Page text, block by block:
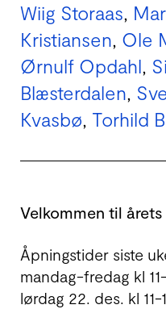
Wiig Storaas,
Kristiansen, Ole
Ørnulf Opdahl,
Blæsterdalen,
Kvasbø, Torhild
Velkommen til
Åpningstider siste
mandag-fredag kl
lørdag 22. des. kl 11-